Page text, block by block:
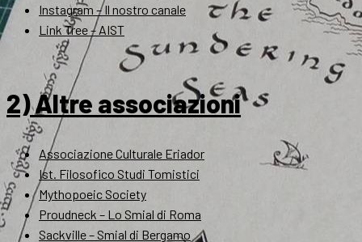
Instagram – Il nostro canale
Link Tree – AIST
2) Altre associazioni
Associazione Culturale Eriador
Ist. Filosofico Studi Tomistici
Mythopoeic Society
Proudneck – Lo Smial di Roma
Sackville – Smial di Bergamo